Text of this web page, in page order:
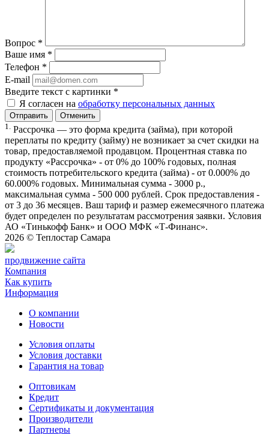
Вопрос *
Ваше имя *
Телефон *
E-mail
Введите текст с картинки *
Я согласен на обработку персональных данных
Отменить
1.
Рассрочка — это форма кредита (займа), при которой
переплаты по кредиту (займу) не возникает за счет скидки на
товар, предоставляемой продавцом. Процентная ставка по
продукту «Рассрочка» - от 0% до 100% годовых, полная
стоимость потребительского кредита (займа) - от 0.000% до
60.000% годовых. Минимальная сумма - 3000 р.,
максимальная сумма - 500 000 рублей. Срок предоставления -
от 3 до 36 месяцев. Ваш тариф и размер ежемесячного платежа
будет определен по результатам рассмотрения заявки. Условия
АО «Тинькофф Банк» и ООО МФК «Т-Финанс».
2026 © Теплостар Самара
продвижение сайта
Компания
Как купить
Информация
О компании
Новости
Условия оплаты
Условия доставки
Гарантия на товар
Оптовикам
Кредит
Сертификаты и документация
Производители
Партнеры